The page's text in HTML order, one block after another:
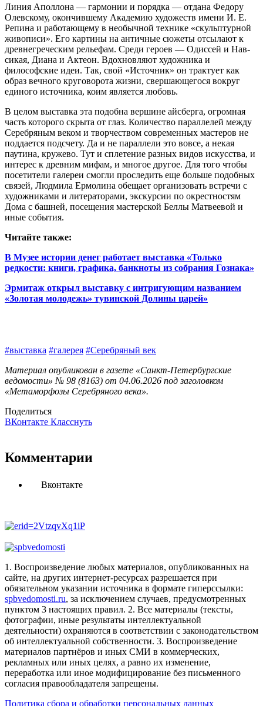
Линия Аполлона — гармонии и порядка — отдана Федору
Олевскому, окончившему Академию художеств имени И. Е.
Репина и работающему в необычной технике «скульп­турной
живописи». Его картины на античные сюжеты отсылают к
древнегреческим рельефам. Среди героев — Одиссей и Нав­
сикая, Диана и Актеон. Вдохновляют художника и
философские идеи. Так, свой «Источник» он трактует как
образ вечного круговорота жизни, свершающегося вокруг
единого источника, коим является любовь.
В целом выставка эта подобна вершине айсберга, огромная
часть которого скрыта от глаз. Количество параллелей между
Серебряным веком и творчеством современных мастеров не
поддается подсчету. Да и не параллели это вовсе, а некая
паутина, кружево. Тут и сплетение разных видов искусства, и
интерес к древним мифам, и многое другое. Для того чтобы
посетители галереи смогли проследить еще больше подобных
связей, Людмила Ермолина обещает организовать встречи с
художниками и литераторами, экскурсии по окрестностям
Дома с башней, посещения мастерской Беллы Матве­евой и
иные события.
Читайте также:
В Музее истории денег работает выставка «Только
редкости: книги, графика, банкноты из собрания Гознака»
Эрмитаж открыл выставку с интригующим названием
«Золотая молодежь» тувинской Долины царей»
#выставка #галерея #Серебряный век
Материал опубликован в газете «Санкт-Петербургские
ведомости» № 98 (8163) от 04.06.2026 под заголовком
«Метаморфозы Серебряного века».
Поделиться
ВКонтакте Класснуть
Комментарии
Вконтакте
1. Воспроизведение любых материалов, опубликованных на
сайте, на других интернет-ресурсах разрешается при
обязательном указании источника в формате гиперссылки:
spbvedomosti.ru, за исключением случаев, предусмотренных
пунктом 3 настоящих правил. 2. Все материалы (тексты,
фотографии, иные результаты интеллектуальной
деятельности) охраняются в соответствии с законодательством
об интеллектуальной собственности. 3. Воспроизведение
материалов партнёров и иных СМИ в коммерческих,
рекламных или иных целях, а равно их изменение,
переработка или иное модифицирование без письменного
согласия правообладателя запрещены.
Политика сбора и обработки персональных данных